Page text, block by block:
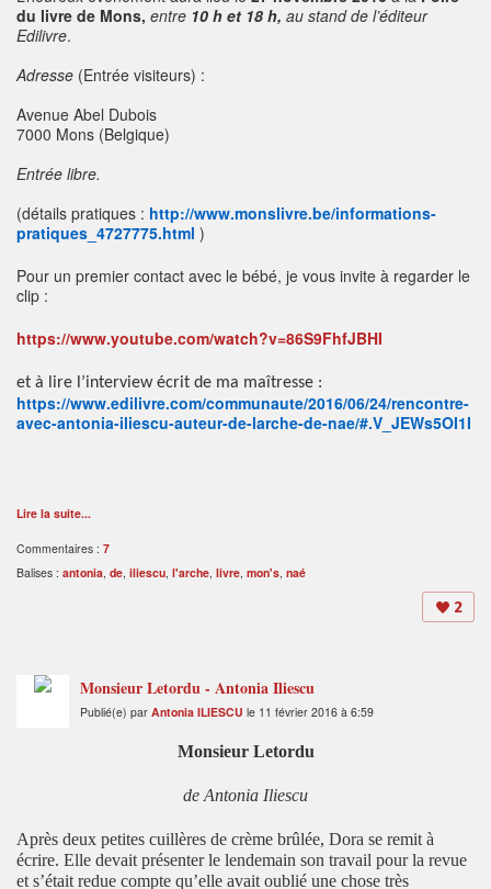
du livre de Mons, entre 10 h et 18 h, au stand de l’éditeur
Edilivre.
Adresse (Entrée visiteurs) :
Avenue Abel Dubois
7000 Mons (Belgique)
Entrée libre.
(détails pratiques : http://www.monslivre.be/informations-
pratiques_4727775.html )
Pour un premier contact avec le bébé, je vous invite à regarder le
clip :
https://www.youtube.com/watch?v=86S9FhfJBHI
et à lire l’interview écrit de ma maîtresse :
https://www.edilivre.com/communaute/2016/06/24/rencontre-
avec-antonia-iliescu-auteur-de-larche-de-nae/#.V_JEWs5OI1I
Lire la suite...
Commentaires : 7
Balises : antonia, de, iliescu, l'arche, livre, mon's, naé
2
Monsieur Letordu - Antonia Iliescu
Publié(e) par Antonia ILIESCU le 11 février 2016 à 6:59
Monsieur Letordu
de Antonia Iliescu
Après deux petites cuillères de crème brûlée, Dora se remit à
écrire. Elle devait présenter le lendemain son travail pour la revue
et s’était redue compte qu’elle avait oublié une chose très